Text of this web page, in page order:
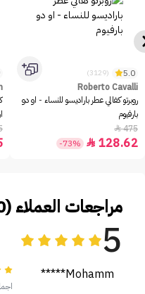
5.0
(3129)
Roberto Cavalli
روبرتو كفالي عطر باراديسو للنساء - او دو
بارفيوم
475

128.62

-73%
مراجعات العملاء (20)
5
Mohamm*****